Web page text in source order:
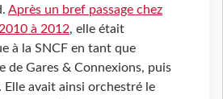
Après un bref passage chez
à 2012, elle était
à la SNCF en tant que
de Gares & Connexions, puis
Elle avait ainsi orchestré le